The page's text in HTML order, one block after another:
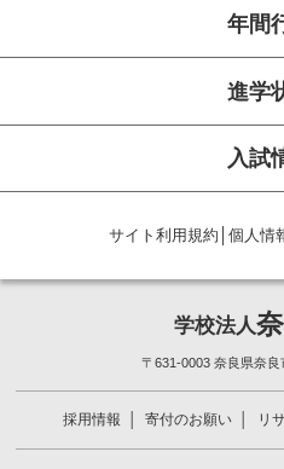
年間
進学
入試
サイト利用規約 個人情
学校法人
〒631-0003 奈良県奈良
採用情報 寄付のお願い リ